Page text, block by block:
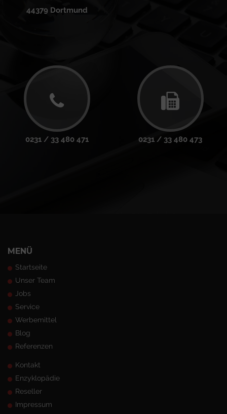
44379 Dortmund
0231 / 33 480 471 0231 / 33 480 473
MENÜ
Startseite
Unser Team
Jobs
Service
Werbemittel
Blog
Referenzen
Kontakt
Enzyklopädie
Reseller
Impressum